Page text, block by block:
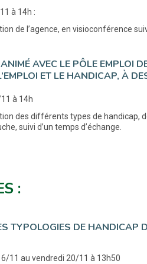
à 14h :
de l’agence, en visioconférence
AVEC LE PÔLE EMPLOI
ET LE HANDICAP, À
à 14h
des différents types de handicap,
suivi d’un temps d’échange.
:
TYPOLOGIES DE HANDICAP
11 au vendredi 20/11 à 13h50